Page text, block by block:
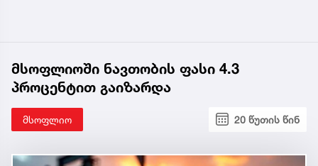
მსოფლიოში ნავთობის ფასი 4.3
პროცენტით გაიზარდა
მსოფლიო 20 წუთის წინ